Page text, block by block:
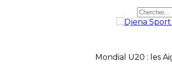
Mondial U20 : les